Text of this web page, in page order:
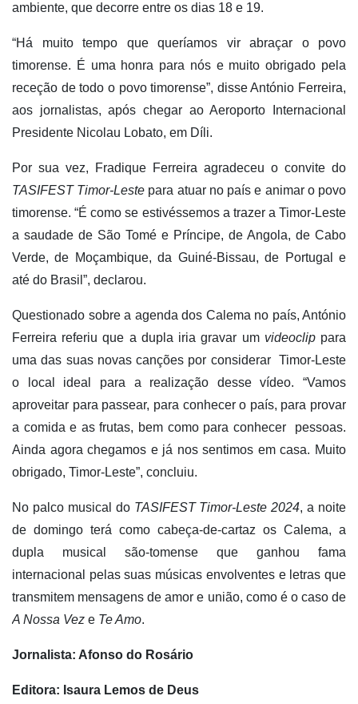
ambiente, que decorre entre os dias 18 e 19.
“Há muito tempo que queríamos vir abraçar o povo
timorense. É uma honra para nós e muito obrigado pela
receção de todo o povo timorense”, disse António Ferreira,
aos jornalistas, após chegar ao Aeroporto Internacional
Presidente Nicolau Lobato, em Díli.
Por sua vez, Fradique Ferreira agradeceu o convite do
TASIFEST Timor-Leste para atuar no país e animar o povo
timorense. “É como se estivéssemos a trazer a Timor-Leste
a saudade de São Tomé e Príncipe, de Angola, de Cabo
Verde, de Moçambique, da Guiné-Bissau, de Portugal e
até do Brasil”, declarou.
Questionado sobre a agenda dos Calema no país, António
Ferreira referiu que a dupla iria gravar um videoclippara
uma das suas novas canções por considerar Timor-Leste
o local ideal para a realização desse vídeo. “Vamos
aproveitar para passear, para conhecer o país, para provar
a comida e as frutas, bem como para conhecer pessoas.
Ainda agora chegamos e já nos sentimos em casa. Muito
obrigado, Timor-Leste”, concluiu.
No palco musical do TASIFEST Timor-Leste 2024, a noite
de domingo terá como cabeça-de-cartaz os Calema, a
dupla musical são-tomense que ganhou fama
internacional pelas suas músicas envolventes e letras que
transmitem mensagens de amor e união, como é o caso de
A Nossa Vez e Te Amo.
Jornalista: Afonso do Rosário
Editora: Isaura Lemos de Deus